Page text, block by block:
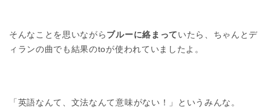
そんなことを思いながら ブルーに絡まって いたら、ちゃんとデ
ィランの曲でも結果のtoが使われていましたよ。
「英語なんて、文法なんて意味がない！」というみんな。